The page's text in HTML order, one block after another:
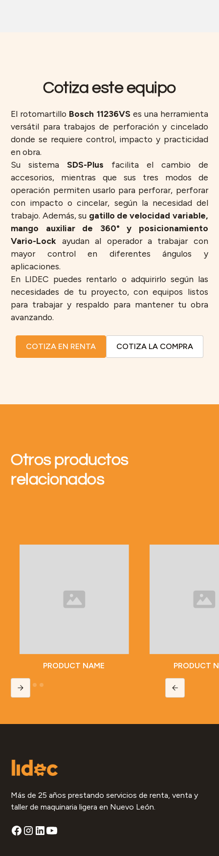
Cotiza este equipo
El rotomartillo Bosch 11236VS es una herramienta
versátil para trabajos de perforación y cincelado
donde se requiere control, impacto y practicidad
en obra.
Su sistemaSDS-Plus facilita el cambio de
accesorios, mientras que sus tres modos de
operación permiten usarlo para perforar, perforar
con impacto o cincelar, según la necesidad del
trabajo. Además, su gatillo de velocidad variable,
mango auxiliar de 360° y posicionamiento
Vario-Lock ayudan al operador a trabajar con
mayor control en diferentes ángulos y
aplicaciones.
En LIDEC puedes rentarlo o adquirirlo según las
necesidades de tu proyecto, con equipos listos
para trabajar y respaldo para mantener tu obra
avanzando.
COTIZA EN RENTA COTIZA LA COMPRA
Otros productos
relacionados
PRODUCT NAME
PRODUCT
Slide 2 of 5.
Más de 25 años prestando servicios de renta, venta y
taller de maquinaria ligera en Nuevo León.